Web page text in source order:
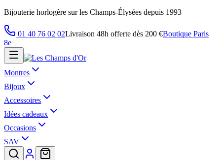
Bijouterie horlogère sur les Champs-Élysées depuis 1993
01 40 76 02 02Livraison 48h offerte dès 200 €Boutique Paris
8e
Montres
Bijoux
Accessoires
Idées cadeaux
Occasions
SAV